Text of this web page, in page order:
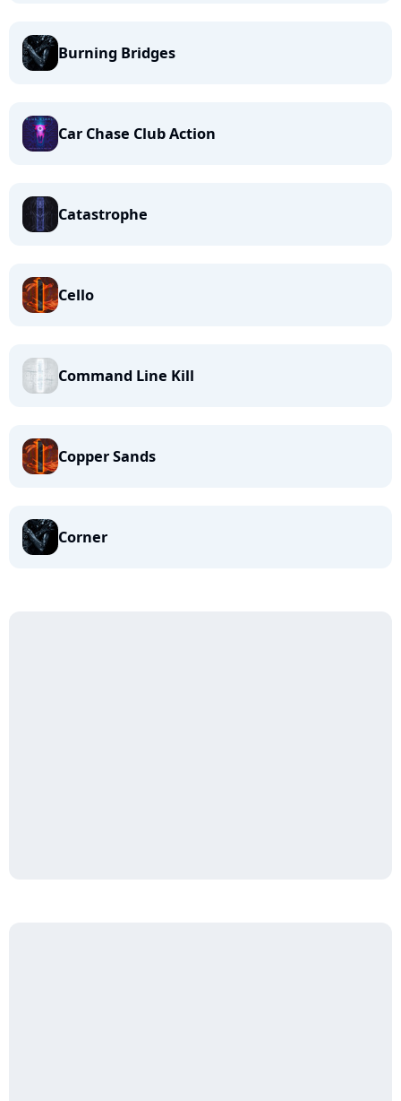
Burning Bridges
Car Chase Club Action
Catastrophe
Cello
Command Line Kill
Copper Sands
Corner